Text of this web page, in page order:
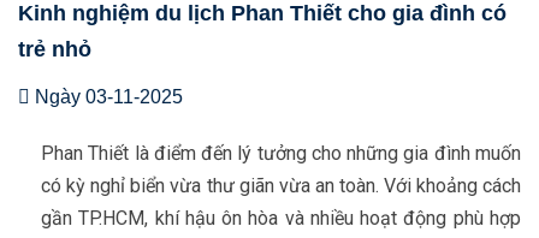
Kinh nghiệm du lịch Phan Thiết cho gia đình có
trẻ nhỏ
Ngày 03-11-2025
Phan Thiết là điểm đến lý tưởng cho những gia đình muốn
có kỳ nghỉ biển vừa thư giãn vừa an toàn. Với khoảng cách
gần TP.HCM, khí hậu ôn hòa và nhiều hoạt động phù hợp